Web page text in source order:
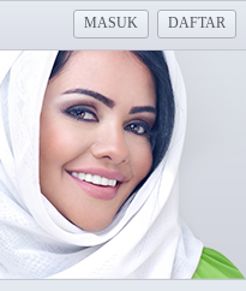
MASUK DAFTAR